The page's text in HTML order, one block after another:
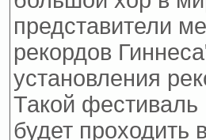
представители
рекордов
установления
Такой фестиваль
будет